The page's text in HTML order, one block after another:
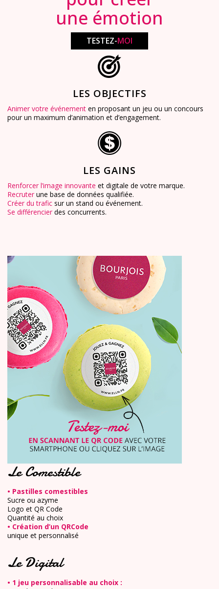
une émotion
TESTEZ-MOI
LES OBJECTIFS
Animer votre événement en proposant un jeu ou un concours
pour un maximum d’animation et d’engagement.
LES GAINS
Renforcer l’image innovante et digitale de votre marque.
Recruter une base de données qualifiée.
Créer du trafic sur un stand ou événement.
Se différencier des concurrents.
Le Comestible
• Pastilles comestibles
Sucre ou azyme
Logo et QR Code
Quantité au choix
• Création d’un QRCode
unique et personnalisé
Le Digital
• 1 jeu personnalisable au choix :